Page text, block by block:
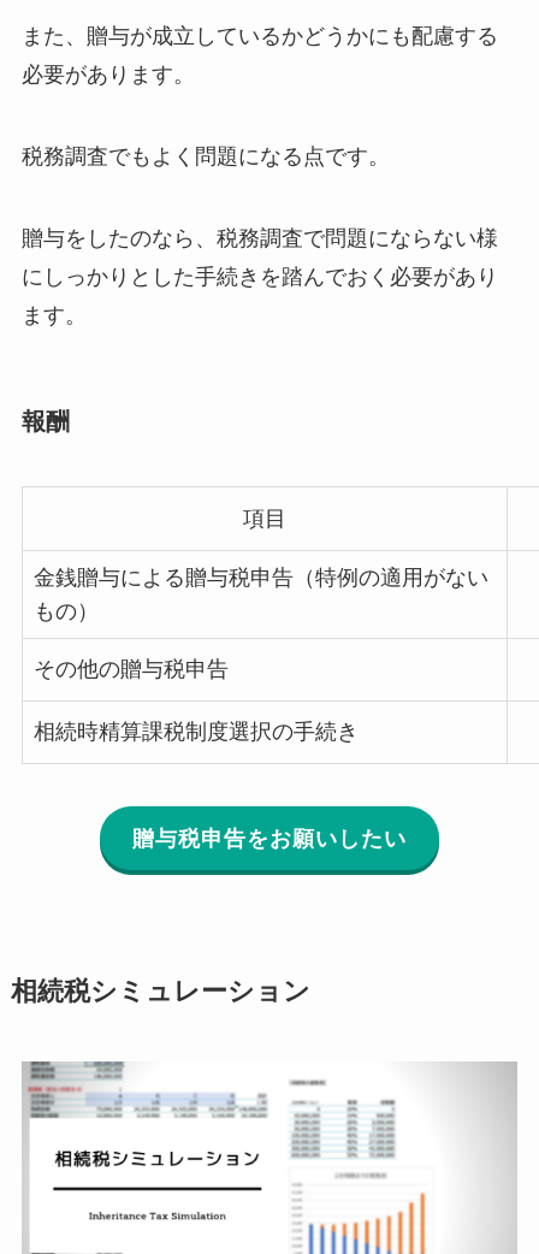
また、贈与が成立しているかどうかにも配慮する
必要があります。
税務調査でもよく問題になる点です。
贈与をしたのなら、税務調査で問題にならない様
にしっかりとした手続きを踏んでおく必要があり
ます。
報酬
項目
金銭贈与による贈与税申告（特例の適用がない
もの）
その他の贈与税申告
相続時精算課税制度選択の手続き
贈与税申告をお願いしたい
相続税シミュレーション